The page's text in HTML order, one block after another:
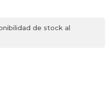
de stock al